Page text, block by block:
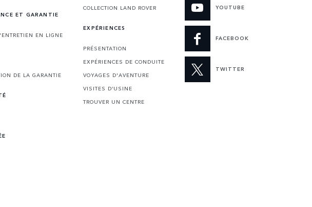
ET GARANTIE
EN LIGNE
DE LA GARANTIE
COLLECTION LAND ROVER
EXPÉRIENCES
PRÉSENTATION
EXPÉRIENCES DE CONDUITE
VOYAGES D'AVENTURE
VISITES D’USINE
TROUVER UN CENTRE
YOUTUBE
FACEBOOK
TWITTER